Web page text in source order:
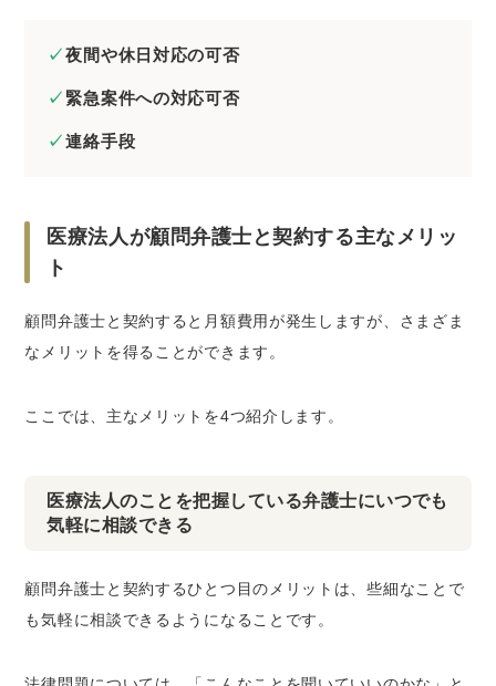
夜間や休日対応の可否
緊急案件への対応可否
連絡手段
医療法人が顧問弁護士と契約する主なメリッ
ト
顧問弁護士と契約すると月額費用が発生しますが、さまざま
なメリットを得ることができます。
ここでは、主なメリットを4つ紹介します。
医療法人のことを把握している弁護士にいつでも
気軽に相談できる
顧問弁護士と契約するひとつ目のメリットは、些細なことで
も気軽に相談できるようになることです。